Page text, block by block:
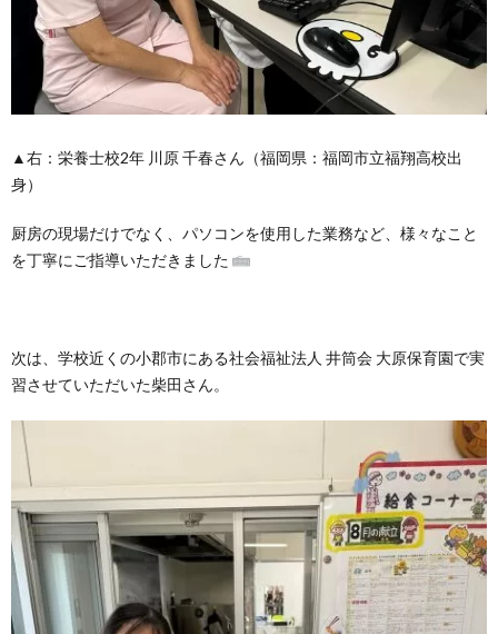
▲右：栄養士校2年 川原 千春さん（福岡県：福岡市立福翔高校出
身）
厨房の現場だけでなく、パソコンを使用した業務など、 様々なこと
を丁寧にご指導いただきました
次は、学校近くの小郡市にある社会福祉法人 井筒会 大原保育園で実
習させていただいた柴田さん。